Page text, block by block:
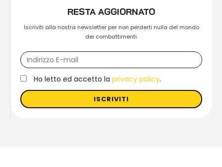
RESTA AGGIORNATO
Iscriviti alla nostra newsletter per non perderti nulla del mondo
dei combattimenti.
Ho letto ed accetto la privacy policy.
ISCRIVITI